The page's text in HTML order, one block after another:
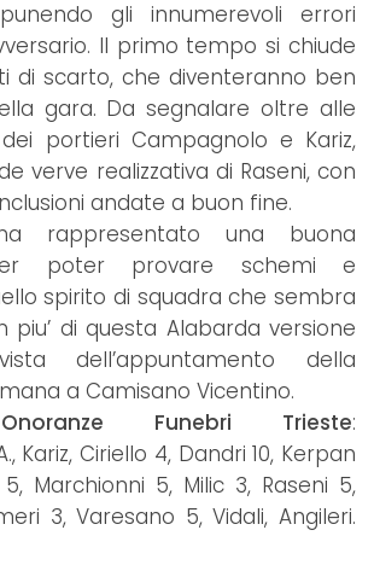
gli innumerevoli errori
Il primo tempo si chiude
di scarto, che diventeranno ben
gara. Da segnalare oltre alle
portieri Campagnolo e Kariz,
verve realizzativa di Raseni, con
andate a buon fine.
rappresentato una buona
poter provare schemi e
spirito di squadra che sembra
piu’ di questa Alabarda versione
dell’appuntamento della
a Camisano Vicentino.
Funebri Trieste:
Kariz, Ciriello 4, Dandri 10, Kerpan
Marchionni 5, Milic 3, Raseni 5,
3, Varesano 5, Vidali, Angileri.